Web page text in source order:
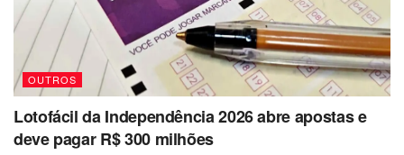
OUTROS
Lotofácil da Independência 2026 abre apostas e
deve pagar R$ 300 milhões